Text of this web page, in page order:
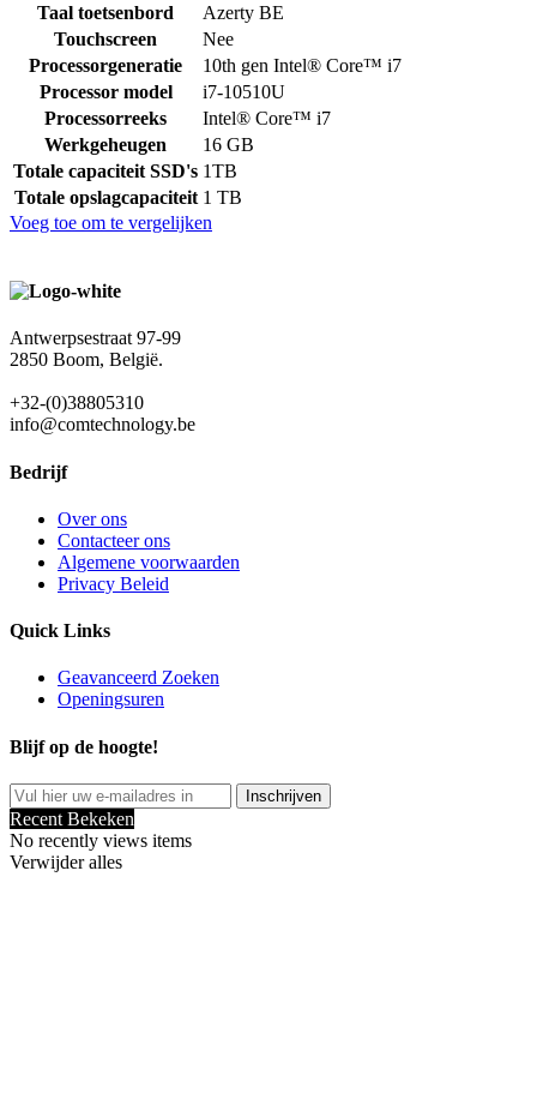
Taal toetsenbord
Azerty BE
Touchscreen
Nee
Processorgeneratie
10th gen Intel® Core™ i7
Processor model
i7-10510U
Processorreeks
Intel® Core™ i7
Werkgeheugen
16 GB
Totale capaciteit SSD's 1TB
Totale opslagcapaciteit 1 TB
Voeg toe om te vergelijken
Antwerpsestraat 97-99
2850 Boom, België.
+32-(0)38805310
info@comtechnology.be
Bedrijf
Over ons
Contacteer ons
Algemene voorwaarden
Privacy Beleid
Quick Links
Geavanceerd Zoeken
Openingsuren
Blijf op de hoogte!
Inschrijven
Recent Bekeken
No recently views items
Verwijder alles